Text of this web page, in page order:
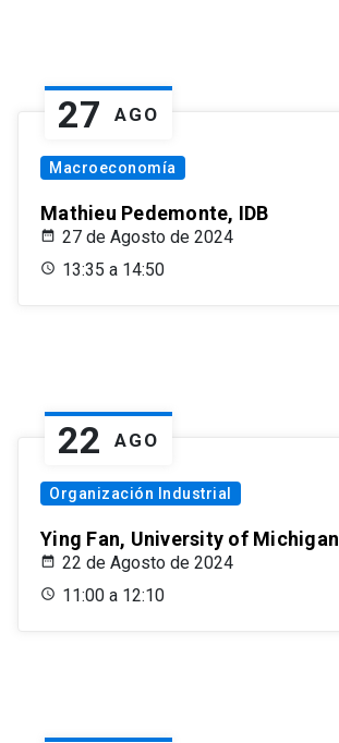
27 AGO
Macroeconomía
Mathieu Pedemonte, IDB
27 de Agosto de 2024
13:35 a 14:50
22 AGO
Organización Industrial
Ying Fan, University of Michigan
22 de Agosto de 2024
11:00 a 12:10